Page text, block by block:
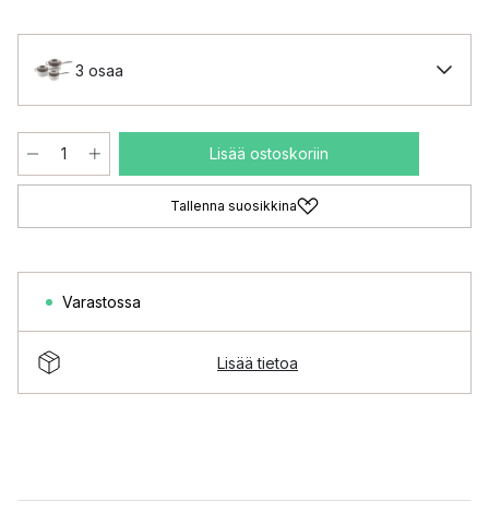
3 osaa
Lisää ostoskoriin
Tallenna suosikkina
Varastossa
Lisää tietoa